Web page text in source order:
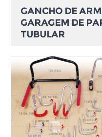
GANCHO DE
GARAGEM DE
TUBULAR